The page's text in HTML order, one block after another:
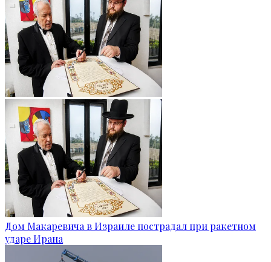
Дом Макаревича в Израиле пострадал при ракетном
ударе Ирана